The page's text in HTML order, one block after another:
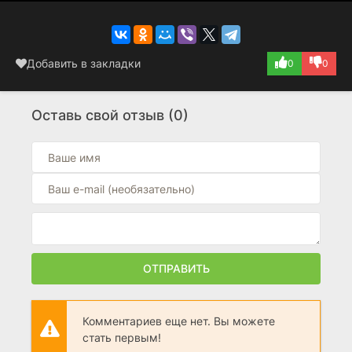
Добавить в закладки 0 0
Оставь свой отзыв (0)
ОТПРАВИТЬ
Комментариев еще нет. Вы можете
стать первым!